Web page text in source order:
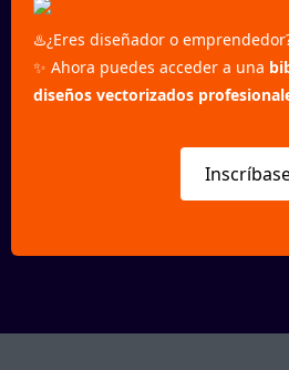
♨️¿Eres diseñador o
✨ Ahora puedes acceder a una
diseños vectorizados